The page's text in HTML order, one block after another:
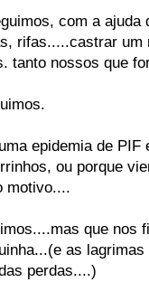
com a
rifas.....castrar
tanto nossos que
epidemia de
ou porque
motivo....
que nos
as
perdas....)